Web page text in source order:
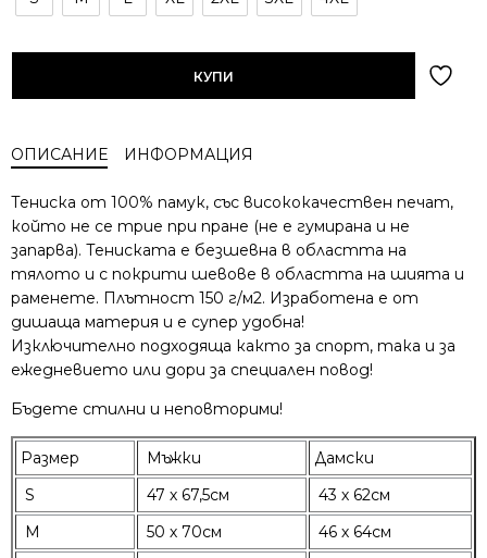
КУПИ
ОПИСАНИЕ ИНФОРМАЦИЯ
Тениска от 100% памук, със висококачествен печат,
който не се трие при пране (не е гумирана и не
запарва). Тениската е безшевна в областта на
тялото и с покрити шевове в областта на шията и
раменете. Плътност 150 г/м2. Изработена е от
дишаща материя и е супер удобна!
Изключително подходяща както за спорт, така и за
ежедневието или дори за специален повод!
Бъдете стилни и неповторими!
Размер Мъжки
Дамски
S
47 х 67,5см
43 х 62см
M
50 х 70см
46 х 64см